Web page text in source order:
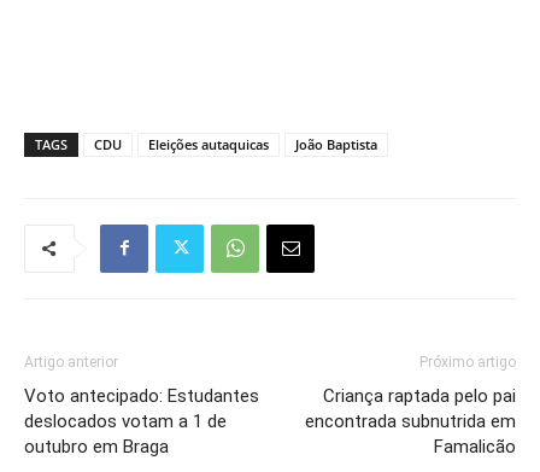
TAGS CDU Eleições autaquicas João Baptista
Artigo anterior
Voto antecipado: Estudantes
deslocados votam a 1 de
outubro em Braga
Próximo artigo
Criança raptada pelo pai
encontrada subnutrida em
Famalicão